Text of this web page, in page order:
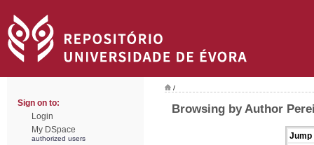
Sign on to:
Login
My DSpace
authorized users
/
Browsing by Author
Jump